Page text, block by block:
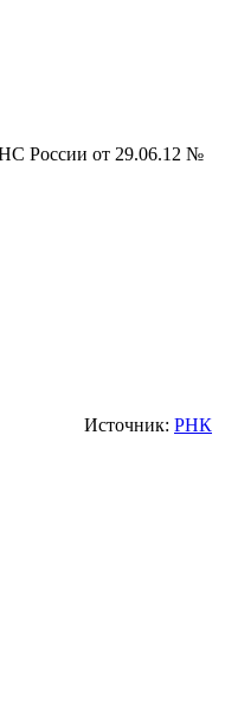
России от 29.06.12 №
Источник: РНК